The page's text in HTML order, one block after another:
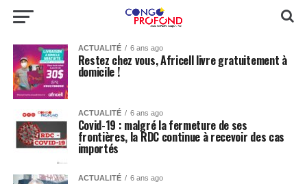
ACTUALITÉ 6 ans ago
Restez chez vous, Africell livre gratuitement à
domicile !
ACTUALITÉ 6 ans ago
Covid-19 : malgré la fermeture de ses
frontières, la RDC continue à recevoir des cas
importés
ACTUALITÉ 6 ans ago